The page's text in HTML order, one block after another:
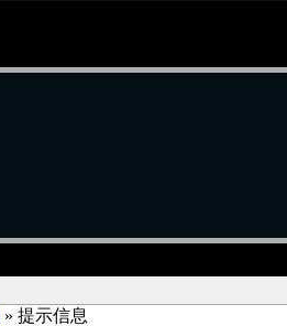
» 提示信息